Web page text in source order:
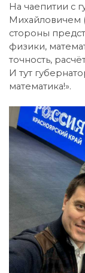
На чаепитии с
Михайловичем
стороны
физики,
точность,
И тут
математика!».